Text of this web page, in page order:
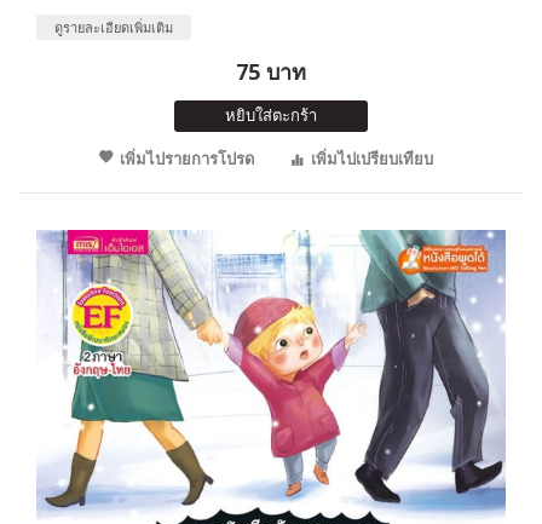
ดูรายละเอียดเพิ่มเติม
75 บาท
หยิบใส่ตะกร้า
เพิ่มไปรายการโปรด
เพิ่มไปเปรียบเทียบ